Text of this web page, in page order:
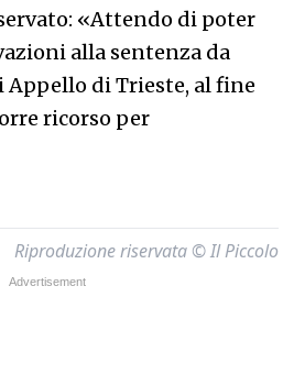
«Attendo di poter
alla sentenza da
Appello di Trieste, al fine
ricorso per
Riproduzione riservata © Il Piccolo